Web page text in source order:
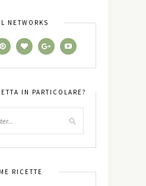
NETWORKS
IN PARTICOLARE?
RICETTE